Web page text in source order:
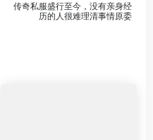
传奇私服盛行至今，没有亲身经
历的人很难理清事情原委